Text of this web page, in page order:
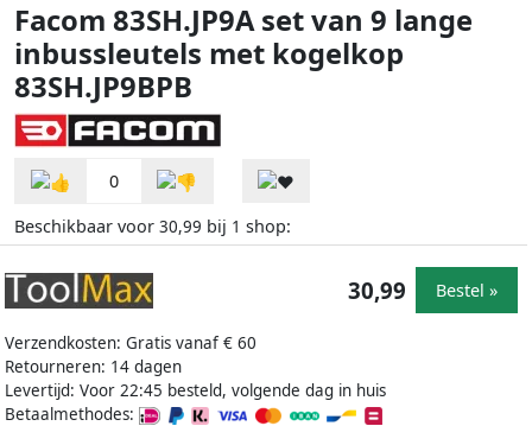
Facom 83SH.JP9A set van 9 lange
inbussleutels met kogelkop
83SH.JP9BPB
0
Beschikbaar voor 30,99 bij 1 shop:
Verzendkosten: Gratis vanaf € 60
Retourneren: 14 dagen
Levertijd: Voor 22:45 besteld, volgende dag in huis
Betaalmethodes:
30,99 Bestel »